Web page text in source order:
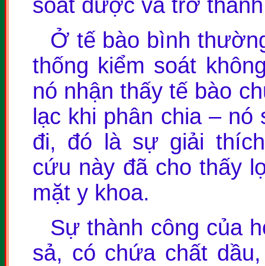
soát được và trở
Ở tế bào bình
thống kiểm soát
nó nhận thấy tế bào
lạc khi phân chia –
đi, đó là sự giải
cứu này đã cho thấy
mặt y khoa.
Sự thành công của
sả, có chứa chất